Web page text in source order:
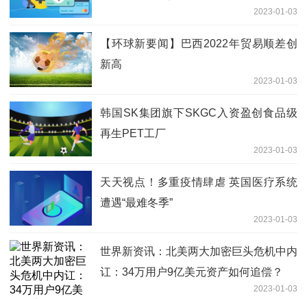
2023-01-03
【环球新要闻】巴西2022年贸易顺差创
新高
2023-01-03
韩国SK集团旗下SKGC入资盈创食品级
再生PET工厂
2023-01-03
天天视点！多重疫情肆虐 英国医疗系统
遭遇“最难冬季”
2023-01-03
世界新资讯：北美两大加密巨头危机中内
讧：34万用户9亿美元资产如何追偿？
2023-01-03